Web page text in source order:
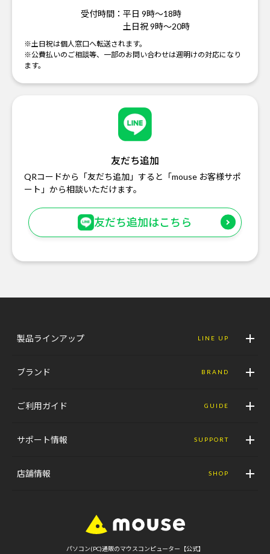
受付時間： 平日 9時～18時
土日祝 9時～20時
※土日祝は個人窓口へ転送されます。
※公費払いのご相談等、一部のお問い合わせは週明けの対応になり
ます。
友だち追加
QRコードから「友だち追加」すると「mouse お客様サポ
ート」から相談いただけます。
友だち追加はこちら
製品ラインアップ LINE UP
ブランド BRAND
ご利用ガイド GUIDE
サポート情報 SUPPORT
店舗情報 SHOP
パソコン(PC)通販のマウスコンピューター【公式】